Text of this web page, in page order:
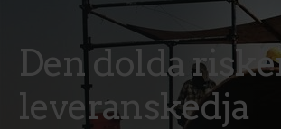
Den dolda
leveranskedja